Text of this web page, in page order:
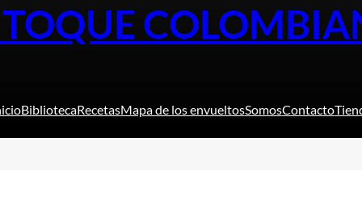
TOQUE
BibliotecaRecetasMapa de los envueltosSomosContacto